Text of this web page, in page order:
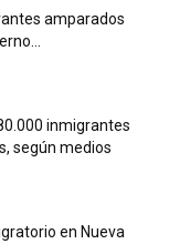
amparados
inmigrantes
según medios
en Nueva